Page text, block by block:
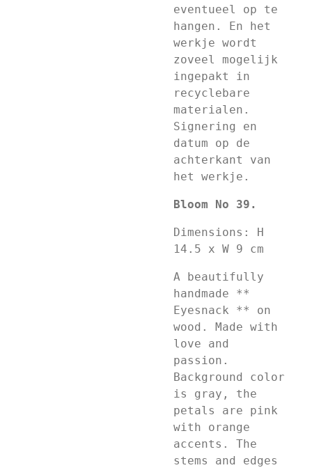
eventueel op te
hangen. En het
werkje wordt
zoveel mogelijk
ingepakt in
recyclebare
materialen.
Signering en
datum op de
achterkant van
het werkje.
Bloom No 39.
Dimensions: H
14.5 x W 9 cm
A beautifully
handmade **
Eyesnack ** on
wood. Made with
love and
passion.
Background color
is gray, the
petals are pink
with orange
accents. The
stems and edges